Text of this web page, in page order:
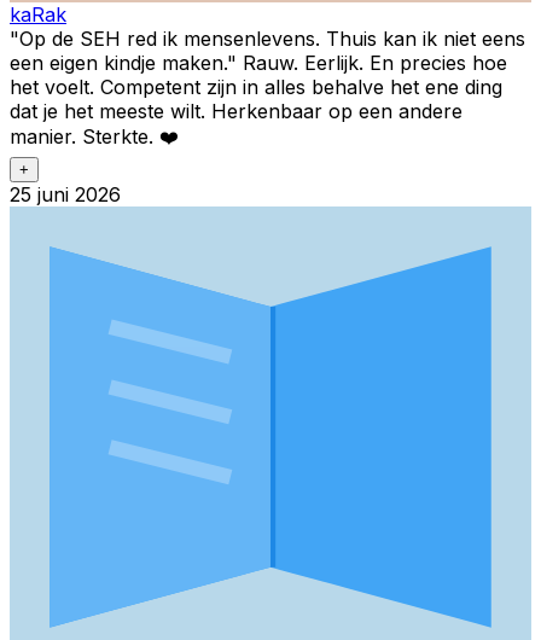
kaRak
"Op de SEH red ik mensenlevens. Thuis kan ik niet eens
een eigen kindje maken." Rauw. Eerlijk. En precies hoe
het voelt. Competent zijn in alles behalve het ene ding
dat je het meeste wilt. Herkenbaar op een andere
manier. Sterkte. ❤️
+
25 juni 2026